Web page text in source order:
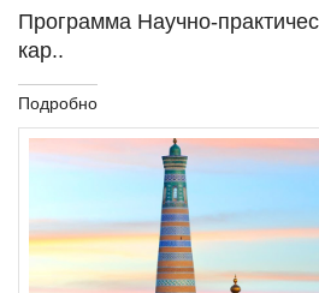
Программа Научно-
кар..
Подробно